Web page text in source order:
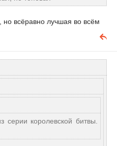
всёравно лучшая во всём
королевской битвы.